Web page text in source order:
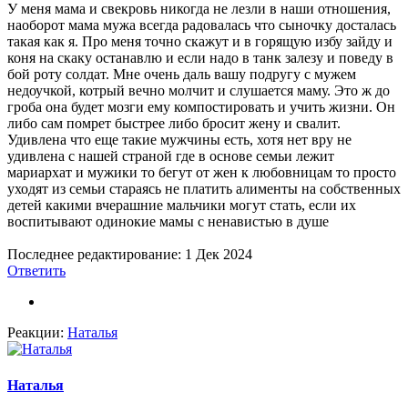
У меня мама и свекровь никогда не лезли в наши отношения,
наоборот мама мужа всегда радовалась что сыночку досталась
такая как я. Про меня точно скажут и в горящую избу зайду и
коня на скаку останавлю и если надо в танк залезу и поведу в
бой роту солдат. Мне очень даль вашу подругу с мужем
недоучкой, котрый вечно молчит и слушается маму. Это ж до
гроба она будет мозги ему компостировать и учить жизни. Он
либо сам помрет быстрее либо бросит жену и свалит.
Удивлена что еще такие мужчины есть, хотя нет вру не
удивлена с нашей страной где в основе семьи лежит
мариархат и мужики то бегут от жен к любовницам то просто
уходят из семьи стараясь не платить алименты на собственных
детей какими вчерашние мальчики могут стать, если их
воспитывают одинокие мамы с ненавистью в душе
Последнее редактирование: 1 Дек 2024
Ответить
Реакции: Наталья
Наталья